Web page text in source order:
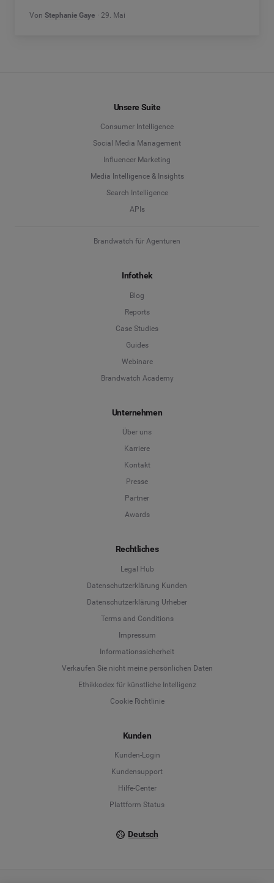
Von Stephanie Gaye 29. Mai
Unsere Suite
Consumer Intelligence
Social Media Management
Influencer Marketing
Media Intelligence & Insights
Search Intelligence
APIs
Brandwatch für Agenturen
Infothek
Blog
Reports
Case Studies
Guides
Webinare
Brandwatch Academy
Unternehmen
Über uns
Karriere
Kontakt
Presse
Partner
Awards
Rechtliches
Legal Hub
Datenschutzerklärung Kunden
Datenschutzerklärung Urheber
Terms and Conditions
Impressum
Informationssicherheit
Verkaufen Sie nicht meine persönlichen Daten
Ethikkodex für künstliche Intelligenz
Cookie Richtlinie
Kunden
Kunden-Login
Kundensupport
Hilfe-Center
Plattform Status
Deutsch
Deutsch
English